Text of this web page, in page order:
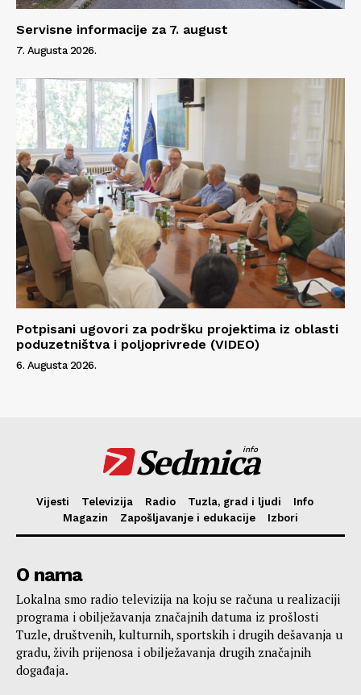
Servisne informacije za 7. august
7. Augusta 2026.
Potpisani ugovori za podršku projektima iz oblasti
poduzetništva i poljoprivrede (VIDEO)
6. Augusta 2026.
Sedmica
info
Vijesti Televizija Radio Tuzla, grad i ljudi
Info
Magazin
Zapošljavanje i edukacije Izbori
O nama
Lokalna smo radio televizija na koju se računa u realizaciji
programa i obilježavanja značajnih datuma iz prošlosti
Tuzle, društvenih, kulturnih, sportskih i drugih dešavanja u
gradu, živih prijenosa i obilježavanja drugih značajnih
događaja.